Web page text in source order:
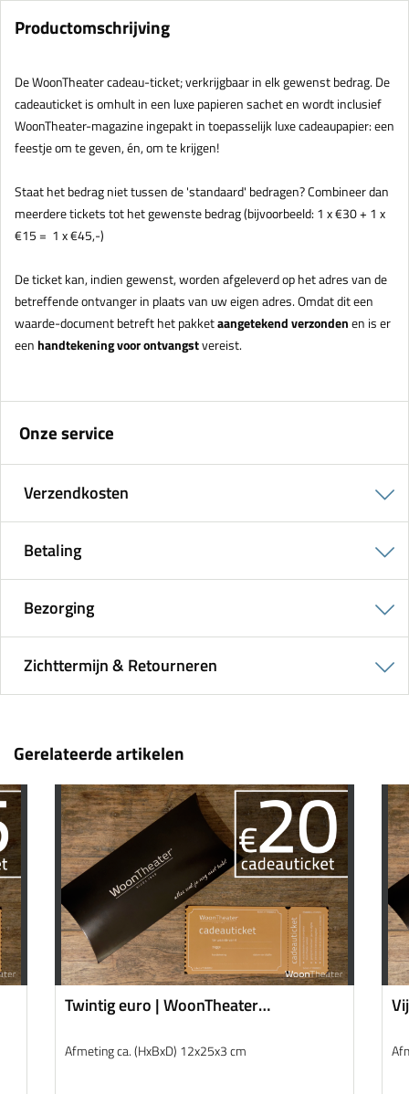
Productomschrijving
De WoonTheater cadeau-ticket; verkrijgbaar in elk gewenst bedrag. De
cadeauticket is omhult in een luxe papieren sachet en wordt inclusief
WoonTheater-magazine ingepakt in toepasselijk luxe cadeaupapier: een
feestje om te geven, én, om te krijgen!
Staat het bedrag niet tussen de 'standaard' bedragen? Combineer dan
meerdere tickets tot het gewenste bedrag (bijvoorbeeld: 1 x €30 + 1 x
€15 = 1 x €45,-)
De ticket kan, indien gewenst, worden afgeleverd op het adres van de
betreffende ontvanger in plaats van uw eigen adres. Omdat dit een
waarde-document betreft het pakketaangetekend verzondenen is er
eenhandtekening voor ontvangstvereist.
Onze service
Verzendkosten
Betaling
Bezorging
Zichttermijn & Retourneren
Gerelateerde artikelen
Twintig euro | WoonTheater
Afmeting ca. (HxBxD) 12x25x3 cm